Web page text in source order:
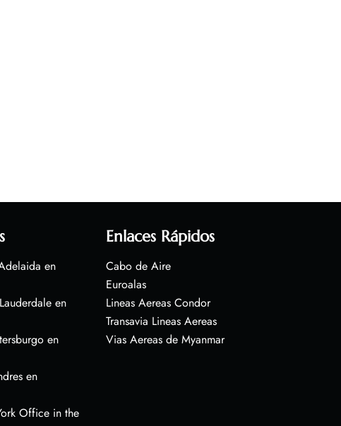
en
en
en
en
Office in the
Enlaces Rápidos
Cabo de Aire
Euroalas
Lineas Aereas Condor
Transavia Lineas Aereas
Vias Aereas de Myanmar